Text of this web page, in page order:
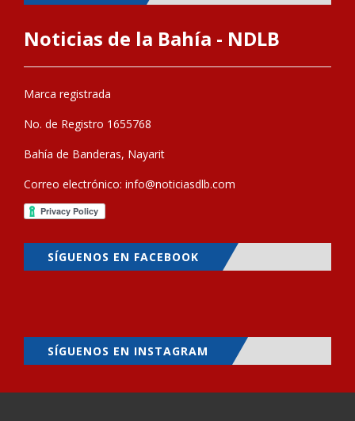
Noticias de la Bahía - NDLB
Marca registrada
No. de Registro 1655768
Bahía de Banderas, Nayarit
Correo electrónico: info@noticiasdlb.com
SÍGUENOS EN FACEBOOK
SÍGUENOS EN INSTAGRAM